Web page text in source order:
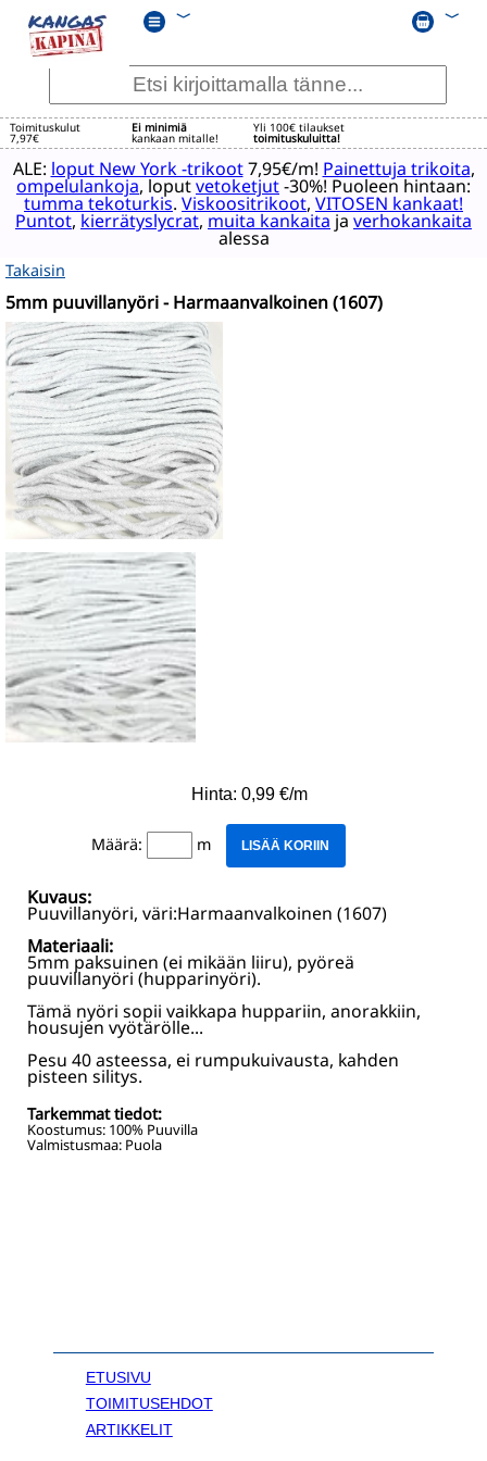
﹀ ﹀
Toimituskulut
7,97€
Ei minimiä
kankaan mitalle!
Yli 100€ tilaukset
toimituskuluitta!
ALE: loput New York -trikoot7,95€/m! Painettuja trikoita,
ompelulankoja, loputvetoketjut-30%! Puoleen hintaan:
tumma tekoturkis. Viskoositrikoot, VITOSEN kankaat!
Puntot,kierrätyslycrat,muita kankaitajaverhokankaita
alessa
Takaisin
5mm puuvillanyöri - Harmaanvalkoinen (1607)
Hinta: 0,99 €/m
Määrä: m LISÄÄ KORIIN
Kuvaus:
Puuvillanyöri, väri:Harmaanvalkoinen (1607)
Materiaali:
5mm paksuinen (ei mikään liiru), pyöreä
puuvillanyöri (hupparinyöri).
Tämä nyöri sopii vaikkapa huppariin, anorakkiin,
housujen vyötärölle...
Pesu 40 asteessa, ei rumpukuivausta, kahden
pisteen silitys.
Tarkemmat tiedot:
Koostumus: 100% Puuvilla
Valmistusmaa: Puola
ETUSIVU
TOIMITUSEHDOT
ARTIKKELIT